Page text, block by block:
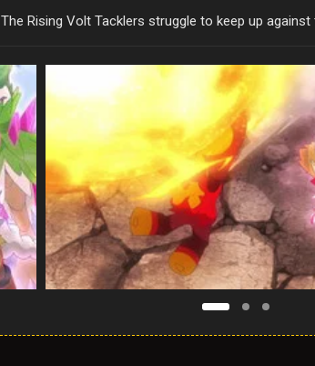
The Rising Volt Tacklers struggle to keep up against